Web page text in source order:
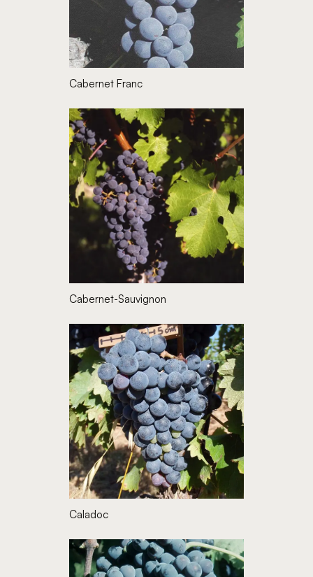
Cabernet Franc
Cabernet-Sauvignon
Caladoc